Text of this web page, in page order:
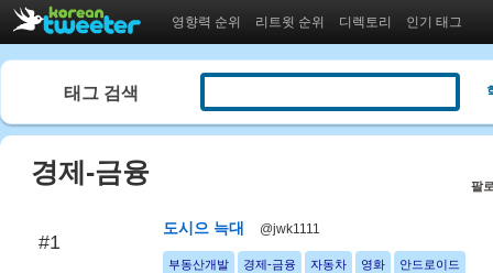
영향력 순위 리트윗 순위 디렉토리 인기 태그
태그 검색
경제-금융 팔
#1
도시으 늑대 @jwk1111
부동산개발 경제-금융 자동차 영화 안드로이드